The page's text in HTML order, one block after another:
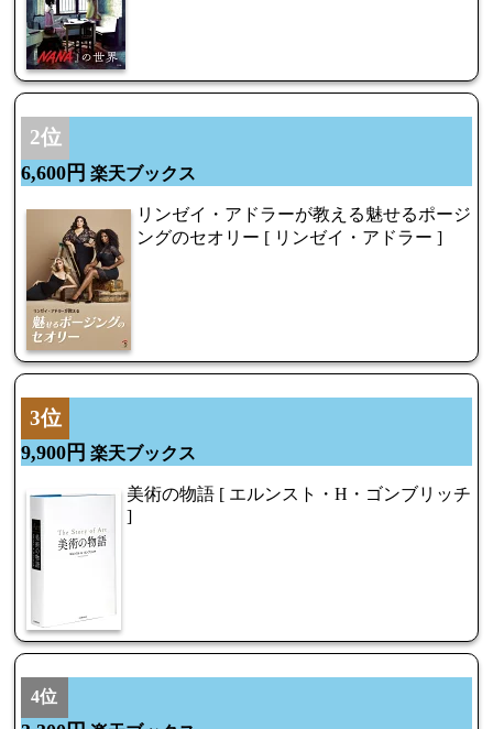
2位
6,600円 楽天ブックス
リンゼイ・アドラーが教える魅せるポージ
ングのセオリー [ リンゼイ・アドラー ]
3位
9,900円 楽天ブックス
美術の物語 [ エルンスト・H・ゴンブリッチ
]
4位